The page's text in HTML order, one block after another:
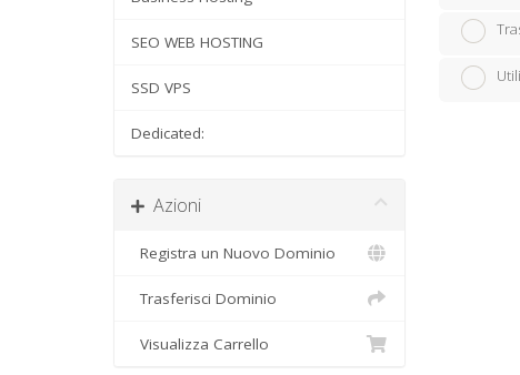
SEO WEB HOSTING
SSD VPS
Dedicated:
Azioni
Registra un Nuovo Dominio
Trasferisci Dominio
Visualizza Carrello